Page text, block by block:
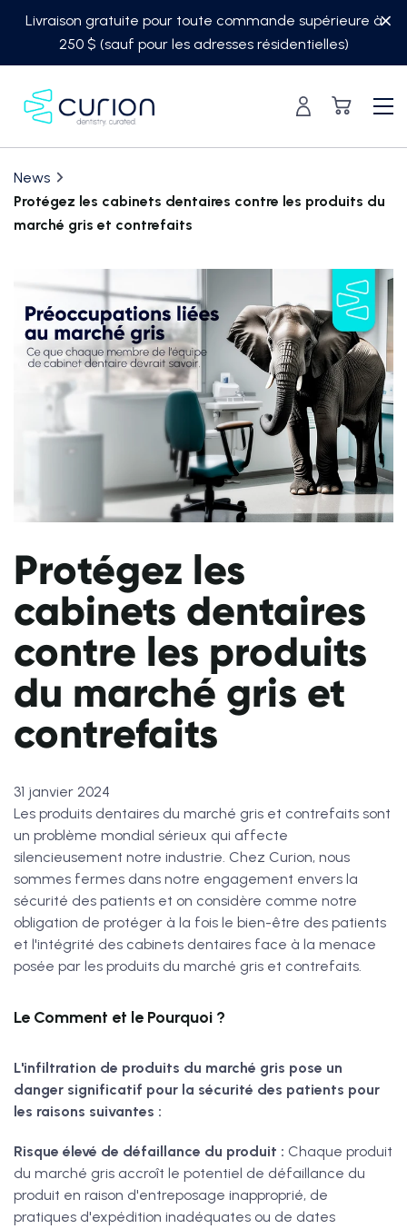
Livraison gratuite pour toute commande supérieure à
250 $ (sauf pour les adresses résidentielles)
News
Protégez les cabinets dentaires contre les produits du
marché gris et contrefaits
Protégez les
cabinets dentaires
contre les produits
du marché gris et
contrefaits
31 janvier 2024
Les produits dentaires du marché gris et contrefaits sont
un problème mondial sérieux qui affecte
silencieusement notre industrie. Chez Curion, nous
sommes fermes dans notre engagement envers la
sécurité des patients et on considère comme notre
obligation de protéger à la fois le bien-être des patients
et l'intégrité des cabinets dentaires face à la menace
posée par les produits du marché gris et contrefaits.
Le Comment et le Pourquoi ?
L'infiltration de produits du marché gris pose un
danger significatif pour la sécurité des patients pour
les raisons suivantes :
Risque élevé de défaillance du produit : Chaque produit
du marché gris accroît le potentiel de défaillance du
produit en raison d'entreposage inapproprié, de
pratiques d'expédition inadéquates ou de dates